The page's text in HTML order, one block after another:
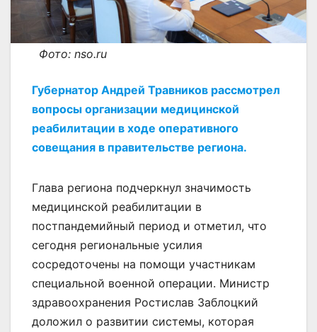
Фото: nso.ru
Губернатор Андрей Травников рассмотрел
вопросы организации медицинской
реабилитации в ходе оперативного
совещания в правительстве региона.
Глава региона подчеркнул значимость
медицинской реабилитации в
постпандемийный период и отметил, что
сегодня региональные усилия
сосредоточены на помощи участникам
специальной военной операции. Министр
здравоохранения Ростислав Заблоцкий
доложил о развитии системы, которая